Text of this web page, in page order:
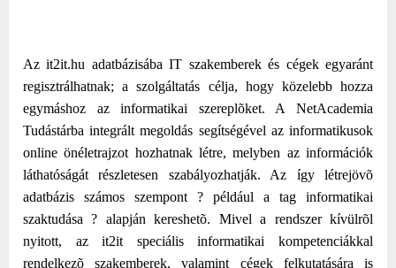
Az it2it.hu adatbázisába IT szakemberek és cégek egyaránt
regisztrálhatnak; a szolgáltatás célja, hogy közelebb hozza
egymáshoz az informatikai szereplõket. A NetAcademia
Tudástárba integrált megoldás segítségével az informatikusok
online önéletrajzot hozhatnak létre, melyben az információk
láthatóságát részletesen szabályozhatják. Az így létrejövõ
adatbázis számos szempont ? például a tag informatikai
szaktudása ? alapján kereshetõ. Mivel a rendszer kívülrõl
nyitott, az it2it speciális informatikai kompetenciákkal
rendelkezõ szakemberek, valamint cégek felkutatására is